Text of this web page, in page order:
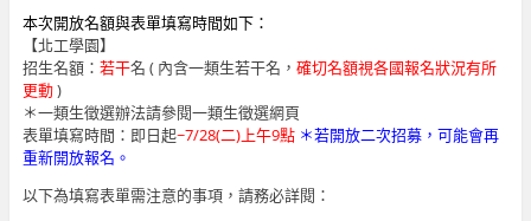
本次開放名額與表單填寫時間如下：
【北工學園】
招生名額： 若干名 ( 內含一類生若干名， 確切名額視各國報名狀況有所
更動)
＊一類生徵選辦法請參閱一類生徵選網頁
表單填寫時間：即日起~7/28(二)上午9點＊若開放二次招募，可能會再
重新開放報名。
以下為填寫表單需注意的事項，請務必詳閱：